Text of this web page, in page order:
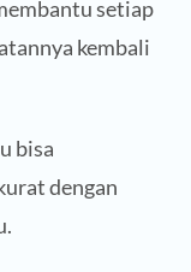
setiap
kembali
bisa
dengan